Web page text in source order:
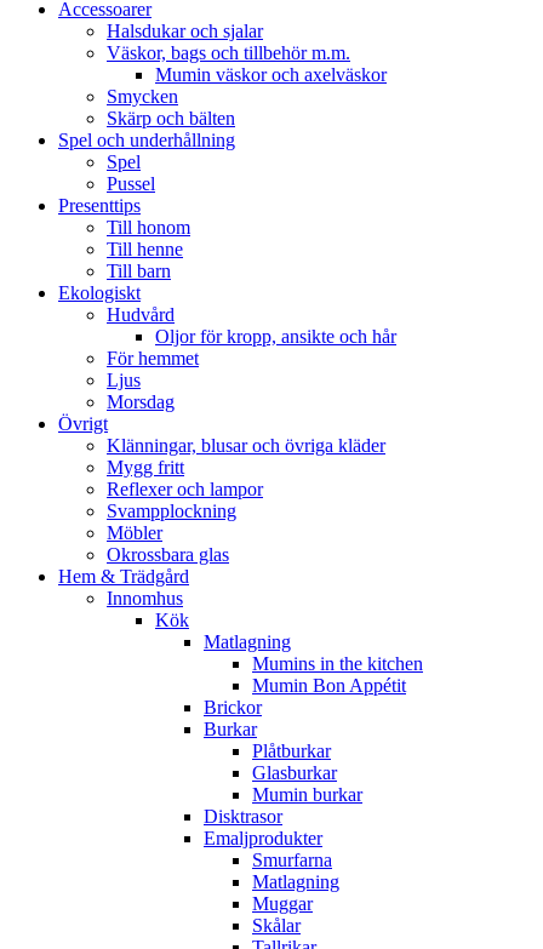
Accessoarer
Halsdukar och sjalar
Väskor, bags och tillbehör m.m.
Mumin väskor och axelväskor
Smycken
Skärp och bälten
Spel och underhållning
Spel
Pussel
Presenttips
Till honom
Till henne
Till barn
Ekologiskt
Hudvård
Oljor för kropp, ansikte och hår
För hemmet
Ljus
Morsdag
Övrigt
Klänningar, blusar och övriga kläder
Mygg fritt
Reflexer och lampor
Svampplockning
Möbler
Okrossbara glas
Hem & Trädgård
Innomhus
Kök
Matlagning
Mumins in the kitchen
Mumin Bon Appétit
Brickor
Burkar
Plåtburkar
Glasburkar
Mumin burkar
Disktrasor
Emaljprodukter
Smurfarna
Matlagning
Muggar
Skålar